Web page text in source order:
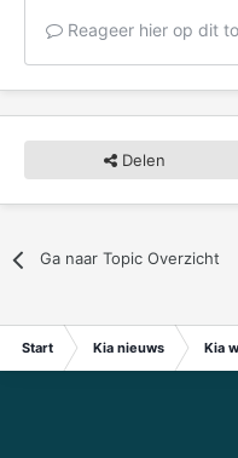
Reageer hier op dit
Delen
Ga naar Topic Overzicht
Start Kia nieuws Kia